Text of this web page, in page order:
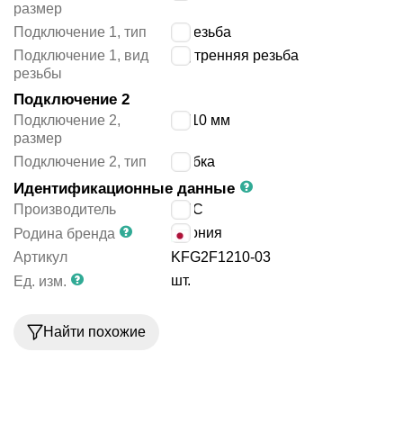
размер
Подключение 1, тип
R резьба
Подключение 1, вид
резьбы
внутренняя резьба
Подключение 2
Подключение 2,
размер
12/10 мм
Подключение 2, тип трубка
Идентификационные данные
Производитель
SMC
Родина бренда
Япония
Артикул
KFG2F1210-03
Ед. изм.
шт.
Найти похожие